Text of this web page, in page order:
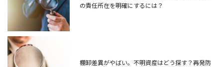
の責任所在を明確にするには？
棚卸差異がやばい。不明資産はどう探す？再発防